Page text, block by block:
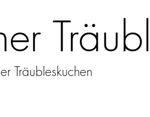
Träubleskuchen